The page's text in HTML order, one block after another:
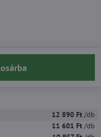
Kosárba
12 890 Ft /db
11 601 Ft /db